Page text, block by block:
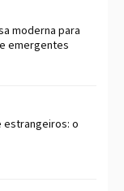
moderna para
emergentes
estrangeiros: o